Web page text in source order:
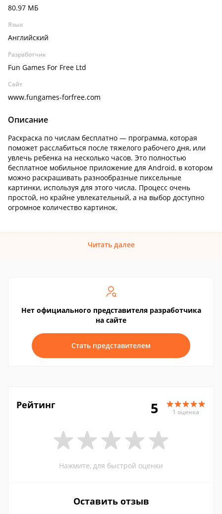
80.97 МБ
Язык
Английский
Разработчик
Fun Games For Free Ltd
Сайт
www.fungames-forfree.com
Описание
Раскраска по числам бесплатно — программа, которая
поможет расслабиться после тяжелого рабочего дня, или
увлечь ребенка на несколько часов. Это полностью
бесплатное мобильное приложение для Android, в котором
можно раскрашивать разнообразные пиксельные
картинки, используя для этого числа. Процесс очень
простой, но крайне увлекательный, а на выбор доступно
огромное количество картинок.
Читать далее
Нет официального представителя разработчика
на сайте
Стать представителем
Рейтинг 5 1 оценка
Нажмите, для быстрой оценки
Оставить отзыв